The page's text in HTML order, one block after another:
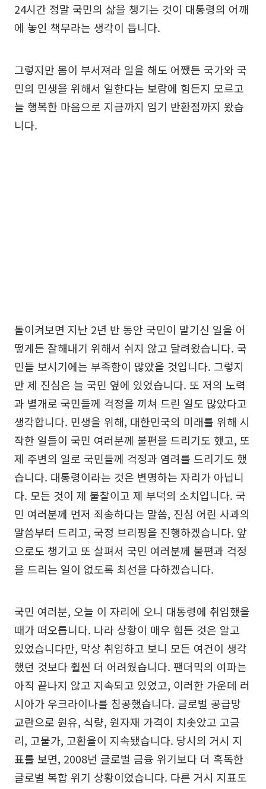
24시간 정말 국민의 삶을 챙기는 것이 대통령의 어깨
에 놓인 책무라는 생각이 듭니다.
그렇지만 몸이 부서져라 일을 해도 어쨌든 국가와 국
민의 민생을 위해서 일한다는 보람에 힘든지 모르고
늘 행복한 마음으로 지금까지 임기 반환점까지 왔습
니다.
돌이켜보면 지난 2년 반 동안 국민이 맡기신 일을 어
떻게든 잘해내기 위해서 쉬지 않고 달려왔습니다. 국
민들 보시기에는 부족함이 많았을 것입니다. 그렇지
만 제 진심은 늘 국민 옆에 있었습니다. 또 저의 노력
과 별개로 국민들께 걱정을 끼쳐 드린 일도 많았다고
생각합니다. 민생을 위해, 대한민국의 미래를 위해 시
작한 일들이 국민 여러분께 불편을 드리기도 했고, 또
제 주변의 일로 국민들께 걱정과 염려를 드리기도 했
습니다. 대통령이라는 것은 변명하는 자리가 아닙니
다. 모든 것이 제 불찰이고 제 부덕의 소치입니다. 국
민 여러분께 먼저 죄송하다는 말씀, 진심 어린 사과의
말씀부터 드리고, 국정 브리핑을 진행하겠습니다. 앞
으로도 챙기고 또 살펴서 국민 여러분께 불편과 걱정
을 드리는 일이 없도록 최선을 다하겠습니다.
국민 여러분, 오늘 이 자리에 오니 대통령에 취임했을
때가 떠오릅니다. 나라 상황이 매우 힘든 것은 알고
있었습니다만, 막상 취임하고 보니 모든 여건이 생각
했던 것보다 훨씬 더 어려웠습니다. 팬더믹의 여파는
아직 끝나지 않고 지속되고 있었고, 이러한 가운데 러
시아가 우크라이나를 침공했습니다. 글로벌 공급망
교란으로 원유, 식량, 원자재 가격이 치솟았고 고금
리, 고물가, 고환율이 지속됐습니다. 당시의 거시 지
표를 보면, 2008년 글로벌 금융 위기보다 더 혹독한
글로벌 복합 위기 상황이었습니다. 다른 거시 지표도